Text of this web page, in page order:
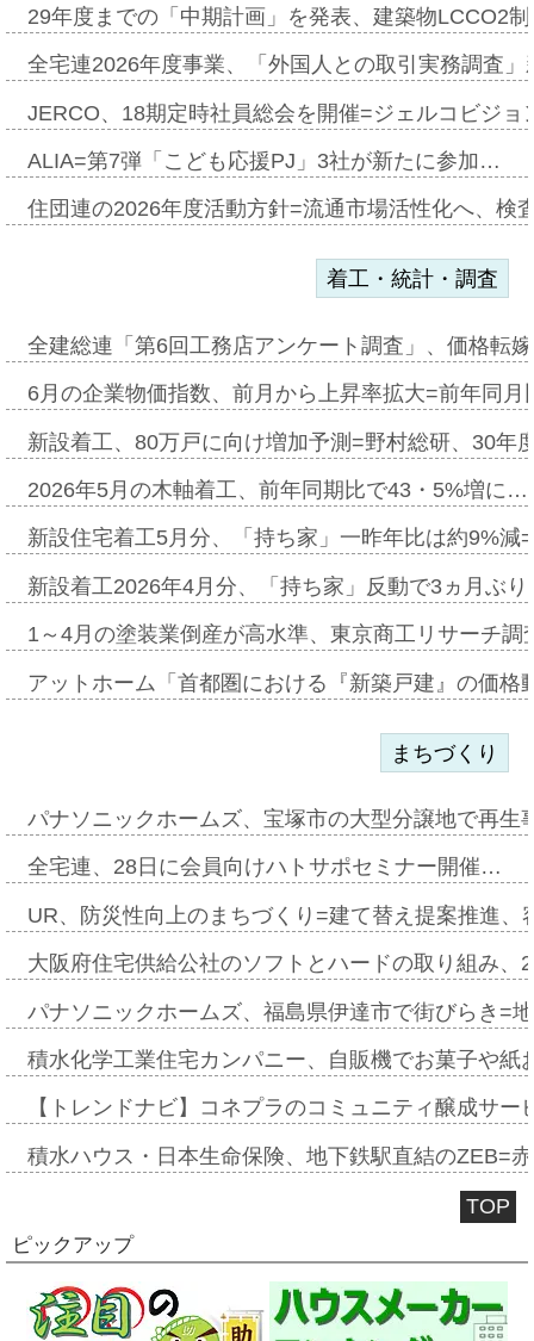
29年度までの「中期計画」を発表、建築物LCCO2
全宅連2026年度事業、「外国人との取引実務調査
JERCO、18期定時社員総会を開催=ジェルコビジ
ALIA=第7弾「こども応援PJ」3社が新たに参加…
住団連の2026年度活動方針=流通市場活性化へ、検
着工・統計・調査
全建総連「第6回工務店アンケート調査」、価格転
6月の企業物価指数、前月から上昇率拡大=前年同
新設着工、80万戸に向け増加予測=野村総研、30年
2026年5月の木軸着工、前年同期比で43・5%増に…
新設住宅着工5月分、「持ち家」一昨年比は約9%
新設着工2026年4月分、「持ち家」反動で3ヵ月ぶ
1～4月の塗装業倒産が高水準、東京商工リサーチ
アットホーム「首都圏における『新築戸建』の価
まちづくり
パナソニックホームズ、宝塚市の大型分譲地で再
全宅連、28日に会員向けハトサポセミナー開催…
UR、防災性向上のまちづくり=建て替え提案推進
大阪府住宅供給公社のソフトとハードの取り組み
パナソニックホームズ、福島県伊達市で街びらき=
積水化学工業住宅カンパニー、自販機でお菓子や
【トレンドナビ】コネプラのコミュニティ醸成サ
積水ハウス・日本生命保険、地下鉄駅直結のZEB=
TOP
ピックアップ